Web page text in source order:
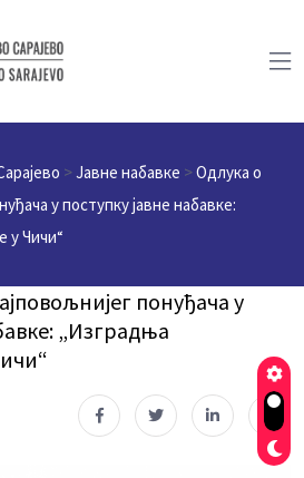
>Јавне набавке >Одлука о
у поступку јавне набавке:
у Чичи“
понуђача у
„Изградња